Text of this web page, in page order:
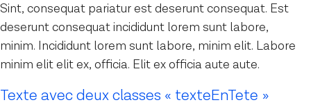
Sint, consequat pariatur est deserunt consequat. Est
deserunt consequat incididunt lorem sunt labore,
minim. Incididunt lorem sunt labore, minim elit. Labore
minim elit elit ex, officia. Elit ex officia aute aute.
Texte avec deux classes « texteEnTete »